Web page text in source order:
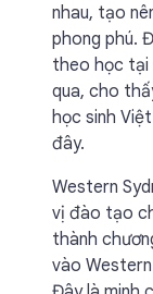
nhau, tạo
phong phú.
theo học tại
qua, cho
học sinh
đây.
Western
vị đào tạo
thành
vào